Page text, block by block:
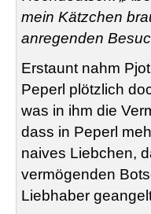
mein Kätzchen
anregenden
Erstaunt nahm
Peperl plötzlich
was in ihm die
dass in Peperl
naives Liebchen,
vermögenden
Liebhaber